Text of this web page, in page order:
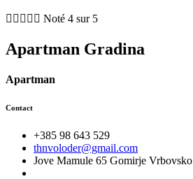
     Noté 4 sur 5
Apartman Gradina
Apartman
Contact
+385 98 643 529
thnvoloder@gmail.com
Jove Mamule 65 Gomirje Vrbovsko